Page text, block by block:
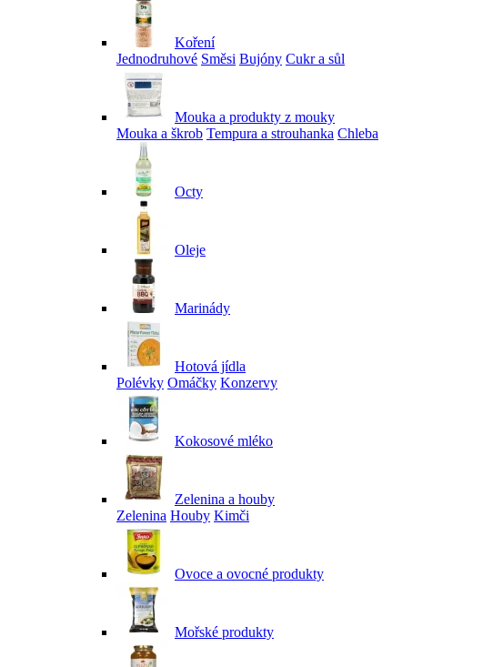
Koření
Jednodruhové Směsi Bujóny Cukr a sůl
Mouka a produkty z mouky
Mouka a škrob Tempura a strouhanka Chleba
Octy
Oleje
Marinády
Hotová jídla
Polévky Omáčky Konzervy
Kokosové mléko
Zelenina a houby
Zelenina Houby Kimči
Ovoce a ovocné produkty
Mořské produkty